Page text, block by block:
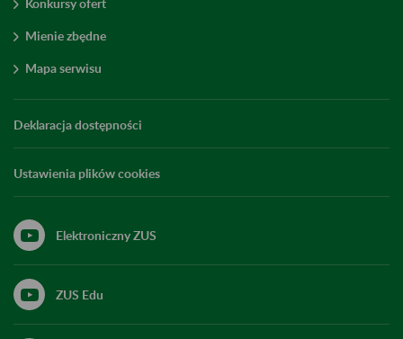
Konkursy ofert
Mienie zbędne
Mapa serwisu
Deklaracja dostępności
Ustawienia plików cookies
Elektroniczny ZUS
ZUS Edu